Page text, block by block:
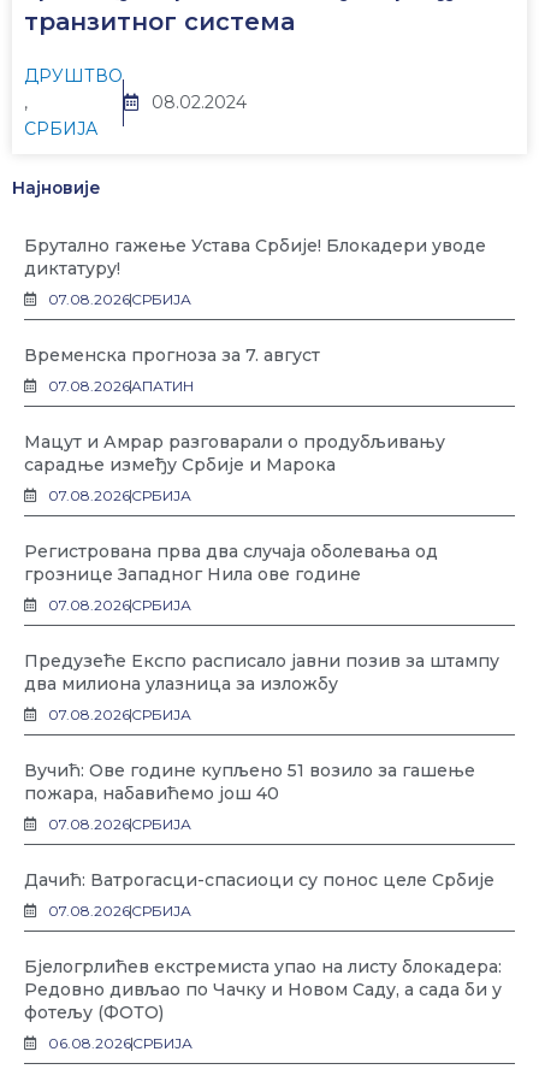
транзитног система
ДРУШТВО
,
СРБИЈА
08.02.2024
Најновије
Брутално гажење Устава Србије! Блокадери уводе
диктатуру!
07.08.2026СРБИЈА
Временска прогноза за 7. август
07.08.2026АПАТИН
Мацут и Амрар разговарали о продубљивању
сарадње између Србије и Марока
07.08.2026СРБИЈА
Регистрована прва два случаја оболевања од
грознице Западног Нила ове године
07.08.2026СРБИЈА
Предузеће Експо расписало јавни позив за штампу
два милиона улазница за изложбу
07.08.2026СРБИЈА
Вучић: Ове године купљено 51 возило за гашење
пожара, набавићемо још 40
07.08.2026СРБИЈА
Дачић: Ватрогасци-спасиоци су понос целе Србије
07.08.2026СРБИЈА
Бјелогрлићев екстремиста упао на листу блокадера:
Редовно дивљао по Чачку и Новом Саду, а сада би у
фотељу (ФОТО)
06.08.2026СРБИЈА